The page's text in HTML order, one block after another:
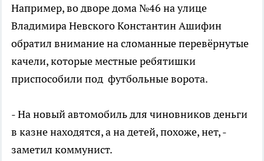
Например, во дворе дома №46 на улице
Владимира Невского Константин Ашифин
обратил внимание на сломанные перевёрнутые
качели, которые местные ребятишки
приспособили под футбольные ворота.
- На новый автомобиль для чиновников деньги
в казне находятся, а на детей, похоже, нет, -
заметил коммунист.